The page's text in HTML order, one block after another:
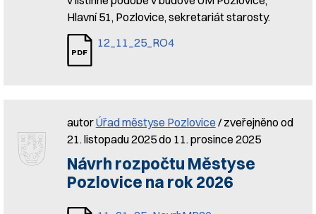
Hlavní 51, Pozlovice, sekretariát starosty.
12_11_25_RO4
autorÚřad městyse Pozlovice / zveřejněno od
21. listopadu 2025 do 11. prosince 2025
Návrh rozpočtu Městyse
Pozlovice na rok 2026